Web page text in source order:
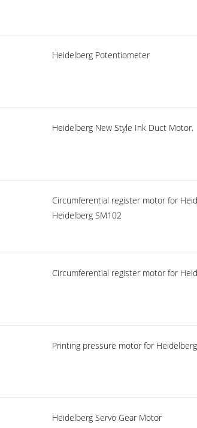
Heidelberg Potentiometer
Heidelberg New Style Ink Duct Motor.
Circumferential register motor for
Heidelberg SM102
Circumferential register motor for
Printing pressure motor for
Heidelberg Servo Gear Motor